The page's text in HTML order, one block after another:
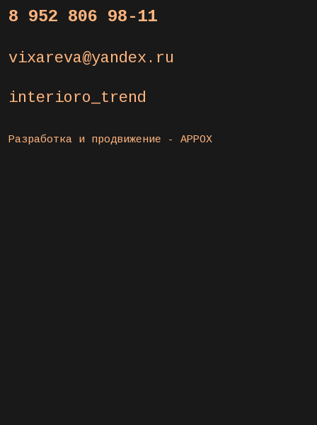
8 952 806 98-11
vixareva@yandex.ru
interioro_trend
Разработка и продвижение - APPOX